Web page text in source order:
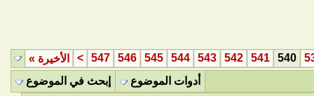
540
541
542
543
544
545
546
547
> الأخيرة »
أدوات الموضوع
إبحث في الموضوع